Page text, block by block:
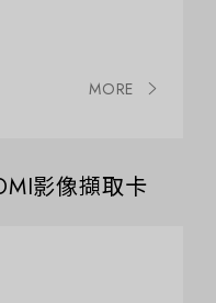
MORE
影像擷取卡